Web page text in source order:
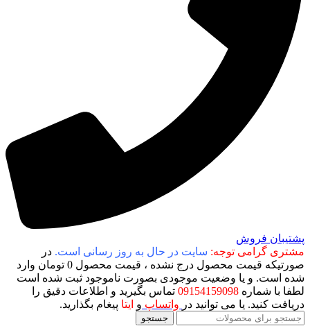
پشتیبان فروش
مشتری گرامی توجه: سایت در حال به روز رسانی است. در
صورتیکه قیمت محصول درج نشده ، قیمت محصول 0 تومان وارد
شده است. و یا وضعیت موجودی بصورت ناموجود ثبت شده است
لطفا با شماره 09154159098 تماس بگیرید و اطلاعات دقیق را
دریافت کنید. یا می توانید در واتساپ و ایتا پیغام بگذارید.
جستجو